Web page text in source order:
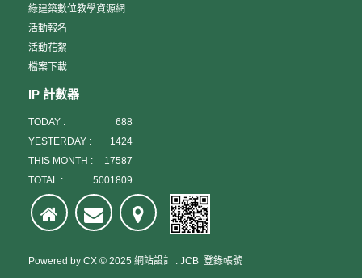
綠建築數位教學資源網
活動報名
活動花絮
檔案下載
IP 計數器
TODAY :
688
YESTERDAY :
1424
THIS MONTH :
17587
TOTAL :
5001809
Powered by CX © 2025 網站設計 : JCB 登錄帳號